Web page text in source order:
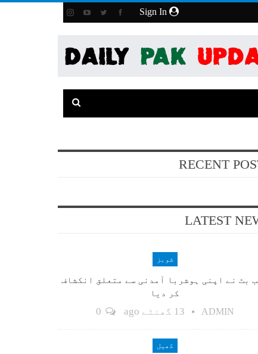
RECENT
LATEST
شوبز
بٹ نے اپنی ہوشربا آمدنی سے متعلق انکشاف
کر دیا
ADMIN 13 گھنٹے ago
کھیل